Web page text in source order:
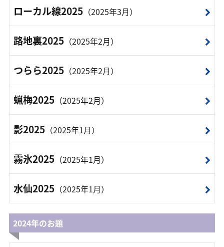
ローカル線2025（2025年3月）
路地裏2025（2025年2月）
つらら2025（2025年2月）
蝋梅2025（2025年2月）
影2025（2025年1月）
霧氷2025（2025年1月）
水仙2025（2025年1月）
2024年のお題